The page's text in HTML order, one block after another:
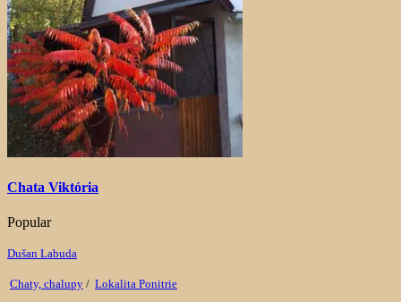
Chata Viktória
Popular
Dušan Labuda
Chaty, chalupy / Lokalita Ponitrie